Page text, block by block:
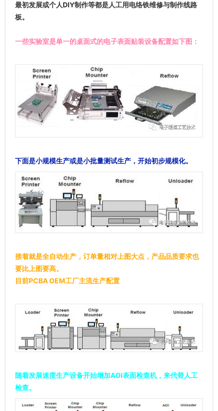
最初发展或个人DIY制作等都是人工用电络铁维修与制作线路
板。
一些实验室是单一的桌面式的电子表面贴装设备配置如下图：
下面是小规模生产或是小批量测试生产，开始初步规模化。
接着就是全自动生产，订单量相对上图大点，产品品质要求也
要比上图要高。
目前PCBA OEM工厂主流生产配置
随着发展速度生产设备开始增加AOI表面检查机，来代替人工
检查。